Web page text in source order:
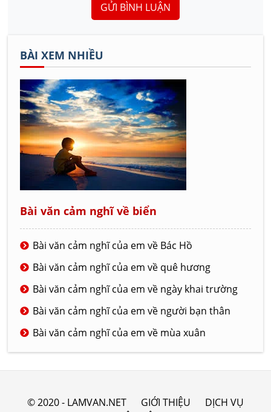
GỬI BÌNH LUẬN
BÀI XEM NHIỀU
Bài văn cảm nghĩ về biển
Bài văn cảm nghĩ của em về Bác Hồ
Bài văn cảm nghĩ của em về quê hương
Bài văn cảm nghĩ của em về ngày khai trường
Bài văn cảm nghĩ của em về người bạn thân
Bài văn cảm nghĩ của em về mùa xuân
© 2020 - LAMVAN.NET GIỚI THIỆU
DỊCH VỤ